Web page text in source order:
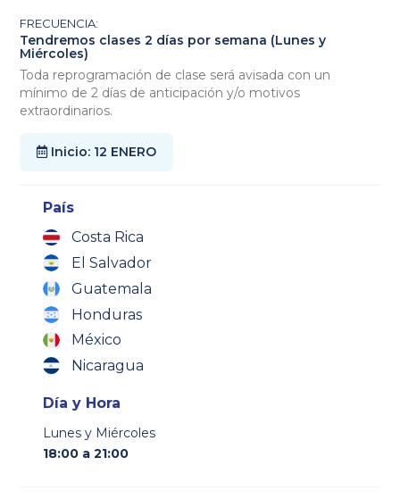
FRECUENCIA:
Tendremos clases 2 días por semana (Lunes y
Miércoles)
Toda reprogramación de clase será avisada con un
mínimo de 2 días de anticipación y/o motivos
extraordinarios.
Inicio: 12 ENERO
País
Costa Rica
El Salvador
Guatemala
Honduras
México
Nicaragua
Día y Hora
Lunes y Miércoles
18:00 a 21:00